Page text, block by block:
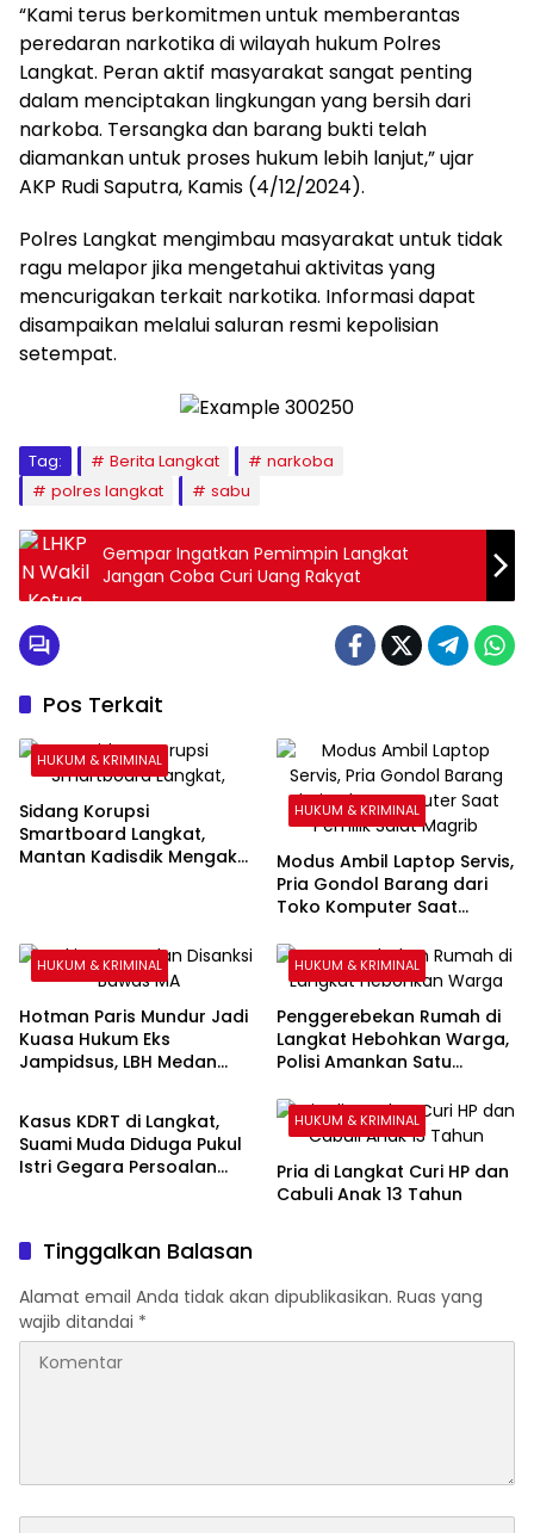
“Kami terus berkomitmen untuk memberantas
peredaran narkotika di wilayah hukum Polres
Langkat. Peran aktif masyarakat sangat penting
dalam menciptakan lingkungan yang bersih dari
narkoba. Tersangka dan barang bukti telah
diamankan untuk proses hukum lebih lanjut,” ujar
AKP Rudi Saputra, Kamis (4/12/2024).
Polres Langkat mengimbau masyarakat untuk tidak
ragu melapor jika mengetahui aktivitas yang
mencurigakan terkait narkotika. Informasi dapat
disampaikan melalui saluran resmi kepolisian
setempat.
Tag: Berita Langkat
narkoba
polres langkat
sabu
Gempar Ingatkan Pemimpin Langkat
Jangan Coba Curi Uang Rakyat
Pos Terkait
HUKUM & KRIMINAL
Sidang Korupsi
Smartboard Langkat,
Mantan Kadisdik Mengaku
HUKUM & KRIMINAL
Modus Ambil Laptop Servis,
Pria Gondol Barang dari
Toko Komputer Saat
HUKUM & KRIMINAL
Hotman Paris Mundur Jadi
Kuasa Hukum Eks
Jampidsus, LBH Medan
HUKUM & KRIMINAL
Penggerebekan Rumah di
Langkat Hebohkan Warga,
Polisi Amankan Satu
HUKUM & KRIMINAL
Kasus KDRT di Langkat,
Suami Muda Diduga Pukul
Istri Gegara Persoalan
HUKUM & KRIMINAL
Pria di Langkat Curi HP dan
Cabuli Anak 13 Tahun
Tinggalkan Balasan
Alamat email Anda tidak akan dipublikasikan. Ruas yang
wajib ditandai *